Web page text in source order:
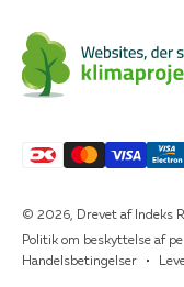
© 2026, Drevet af Indeks
Politik om beskyttelse af
Handelsbetingelser